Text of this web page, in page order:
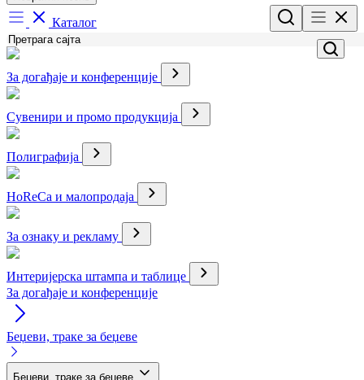
Каталог
За догађаје и конференције
Сувенири и промо продукција
Полиграфија
HoReCa и малопродаја
За ознаку и рекламу
Интеријерска штампа и таблице
За догађаје и конференције
Беџеви, траке за беџеве
Беџеви, траке за беџеве